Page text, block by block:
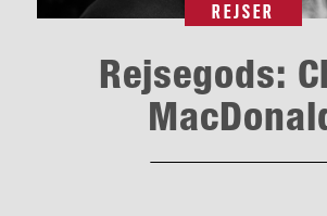
REJSER
Rejsegods: